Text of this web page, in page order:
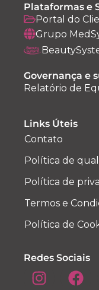
Plataformas e
Portal do
Grupo
Governança e
Relatório de
Links Úteis
Contato
Política de
Política de
Termos e
Política de
Redes Sociais